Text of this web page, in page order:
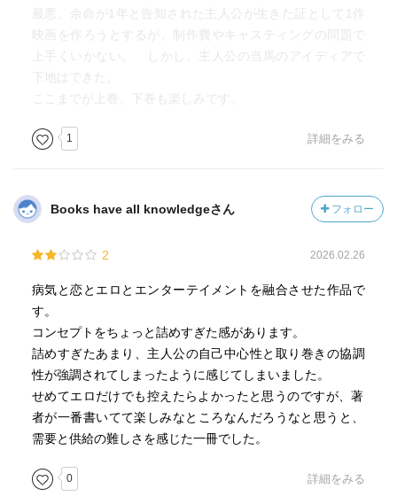
最悪、余命が1年と告知された主人公が生きた証として1作
映画を作ろうとするが、制作費やキャスティングの問題で
上手くいかない。 しかし、主人公の当馬のアイディアで
下地はできた。
ここまでが上巻。下巻も楽しみです。
1 詳細をみる
Books have all knowledgeさん フォロー
2 2026.02.26
病気と恋とエロとエンターテイメントを融合させた作品で
す。
コンセプトをちょっと詰めすぎた感があります。
詰めすぎたあまり、主人公の自己中心性と取り巻きの協調
性が強調されてしまったように感じてしまいました。
せめてエロだけでも控えたらよかったと思うのですが、著
者が一番書いてて楽しみなところなんだろうなと思うと、
需要と供給の難しさを感じた一冊でした。
0 詳細をみる